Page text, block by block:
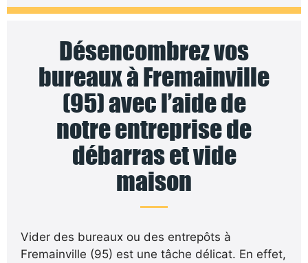
Désencombrez vos
bureaux à Fremainville
(95) avec l’aide de
notre entreprise de
débarras et vide
maison
Vider des bureaux ou des entrepôts à
Fremainville (95) est une tâche délicat. En effet,